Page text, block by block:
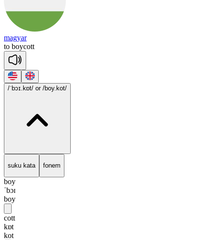
magyar
to boycott
/ˈbɔɪ.kɒt/ or /boy.kot/
suku kata fonem
boy
ˈbɔɪ
boy
cott
kɒt
kot